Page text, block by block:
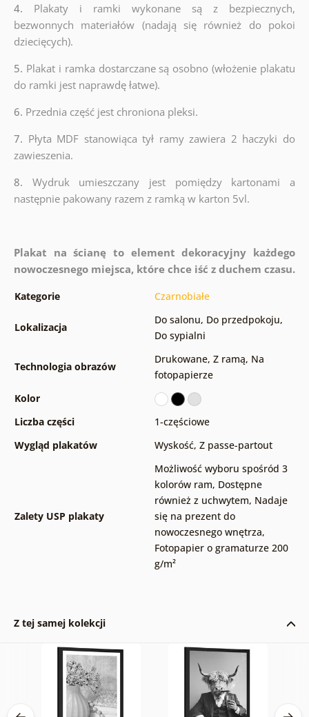
4. Plakaty i ramki wykonane są z bezpiecznych,
bezwonnych materiałów (nadają się również do pokoi
dziecięcych).
5. Plakat i ramka dostarczane są osobno (włożenie plakatu
do ramki jest naprawdę łatwe).
6. Przednia część jest chroniona pleksi.
7. Płyta MDF stanowiąca tył ramy zawiera 2 haczyki do
zawieszenia.
8. Wydruk umieszczany jest pomiędzy kartonami a
następnie pakowany razem z ramką w karton 5vl.
Plakat na ścianę to element dekoracyjny każdego
nowoczesnego miejsca, które chce iść z duchem czasu.
Kategorie Czarnobiałe
Lokalizacja
Do salonu, Do przedpokoju,
Do sypialni
Technologia obrazów
Drukowane, Z ramą, Na
fotopapierze
Kolor
Liczba części
1-częściowe
Wygląd plakatów
Wyskość, Z passe-partout
Zalety USP plakaty
Możliwość wyboru spośród 3
kolorów ram, Dostępne
również z uchwytem, Nadaje
się na prezent do
nowoczesnego wnętrza,
Fotopapier o gramaturze 200
g/m²
Z tej samej kolekcji